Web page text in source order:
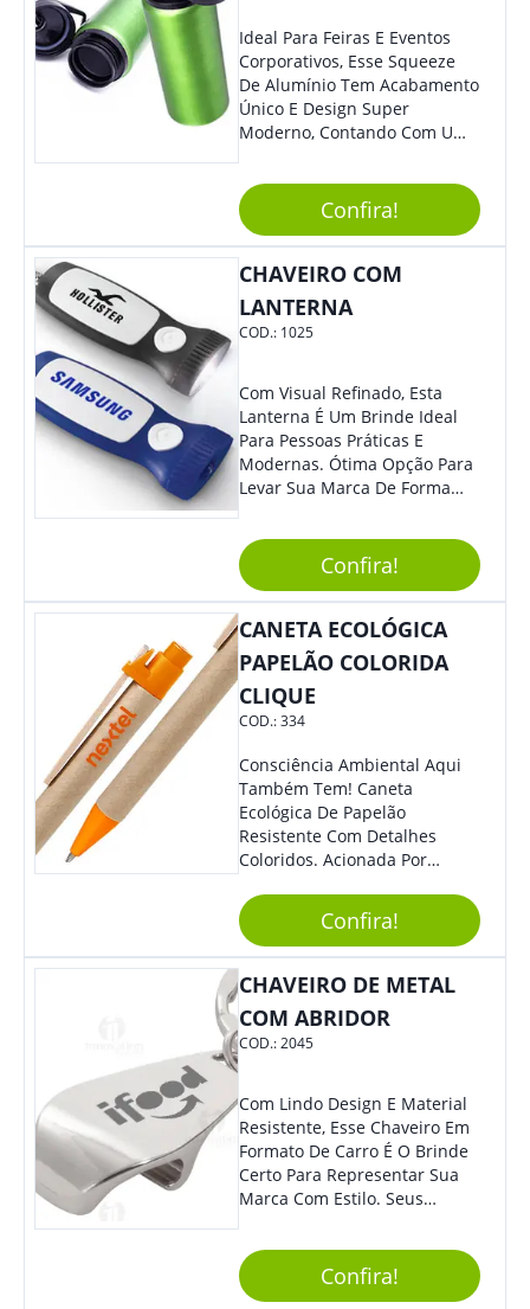
Ideal Para Feiras E Eventos
Corporativos, Esse Squeeze
De Alumínio Tem Acabamento
Único E Design Super
Moderno, Contando Com Uma
Permite Vazamentos. Sem
Dúvidas É Um Brinde Prático
Que Levará Sua Marca Com
Muito Estilo, Agradando À
Todos.
Confira!
CHAVEIRO COM
LANTERNA
COD.: 1025
Com Visual Refinado, Esta
Lanterna É Um Brinde Ideal
Para Pessoas Práticas E
Modernas. Ótima Opção Para
Levar Sua Marca De Forma
Sua Empresa Em Eventos,
Reuniões Corporativas Ou Até
Mesmo Para Presentear
Colaboradores E Parceiros De
Sua Empresa.
Confira!
CANETA ECOLÓGICA
PAPELÃO COLORIDA
CLIQUE
COD.:334
Consciência Ambiental Aqui
Também Tem! Caneta
Ecológica De Papelão
Resistente Com Detalhes
Coloridos. Acionada Por
E Tem Ponteira Firme, Ideal
Para Traços Precisos.
Confira!
CHAVEIRO DE METAL
COM ABRIDOR
COD.:2045
Com Lindo Design E Material
Resistente, Esse Chaveiro Em
Formato De Carro É O Brinde
Certo Para Representar Sua
Marca Com Estilo. Seus
Adorar.
Confira!